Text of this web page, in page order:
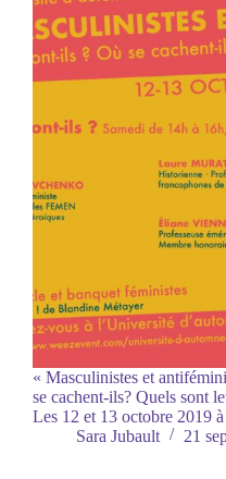
« Masculinistes et
se cachent-ils? Quels sont
Les 12 et 13 octobre 2019
Sara Jubault
21